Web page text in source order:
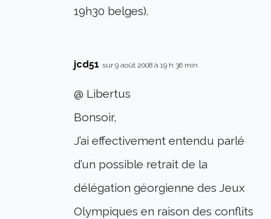
19h30 belges).
jcd51 sur 9 août 2008 à 19 h 36 min
@ Libertus
Bonsoir,
J’ai effectivement entendu parlé
d’un possible retrait de la
délégation géorgienne des Jeux
Olympiques en raison des conflits